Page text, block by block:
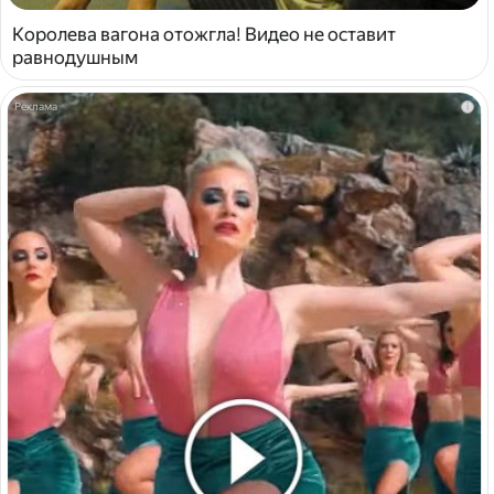
Королева вагона отожгла! Видео не оставит
равнодушным
i